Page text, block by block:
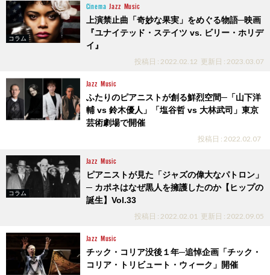
コラム
Cinema Jazz Music
上演禁止曲「奇妙な果実」をめぐる物語─映画
『ユナイテッド・ステイツ vs. ビリー・ホリデ
イ』
投稿日 : 2022.02.12 更新日 : 2023.03.07
Jazz Music
ふたりのピアニストが創る鮮烈空間─「山下洋
輔 vs 鈴木優人」「塩谷哲 vs 大林武司」東京
芸術劇場で開催
投稿日 : 2022.02.07
コラム
Jazz Music
ピアニストが見た「ジャズの偉大なパトロン」
─ カポネはなぜ黒人を擁護したのか【ヒップの
誕生】Vol.33
投稿日 : 2022.02.01 更新日 : 2022.09.05
Jazz Music
チック・コリア没後１年─追悼企画「チック・
コリア・トリビュート・ウィーク」開催